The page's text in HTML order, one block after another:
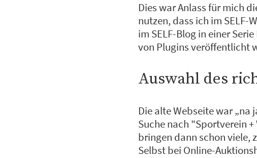
Dies war Anlass für mich
nutzen, dass ich im
im SELF-Blog in einer
von Plugins veröffentlicht
Auswahl des
Die alte Webseite war „na
Suche nach "Sportverein
bringen dann schon viele,
Selbst bei Online-